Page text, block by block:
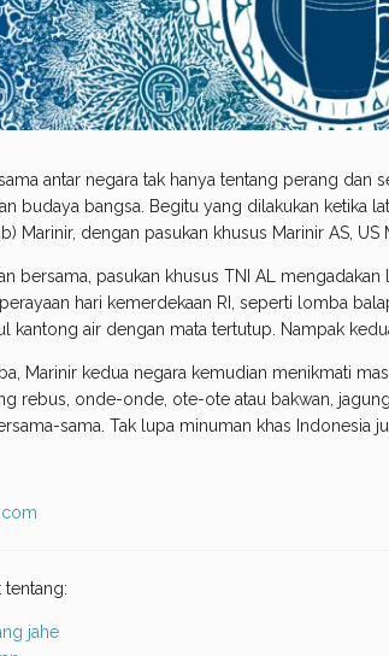
antar negara tak hanya tentang perang dan
budaya bangsa. Begitu yang dilakukan ketika
Marinir, dengan pasukan khusus Marinir AS, US
bersama, pasukan khusus TNI AL
hari kemerdekaan RI, seperti lomba
kantong air dengan mata tertutup. Nampak
Marinir kedua negara kemudian menikmati
rebus, onde-onde, ote-ote atau bakwan,
sama. Tak lupa minuman khas Indonesia
tentang:
jahe